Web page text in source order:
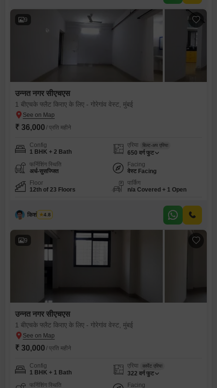
9
उन्नत नगर सीएचएस
1 बीएचके फ्लैट किराए के लिए - गोरेगांव वेस्ट, मुंबई
₹ 36,000 / प्रति महीने
Config
1 BHK + 2 Bath
एरिया बिल्ट-अप एरिया
650 वर्ग फुट
फर्निशिंग स्थिति
अर्ध-सुसज्जित
Facing
वेस्ट Facing
Floor
12th of 23 Floors
पार्किंग
n/a Covered + 1 Open
किशोर थोंबरे
4.8
9
उन्नत नगर सीएचएस
1 बीएचके फ्लैट किराए के लिए - गोरेगांव वेस्ट, मुंबई
₹ 30,000 / प्रति महीने
Config
1 BHK + 1 Bath
एरिया कार्पेट एरिया
322 वर्ग फुट
फर्निशिंग स्थिति
Facing